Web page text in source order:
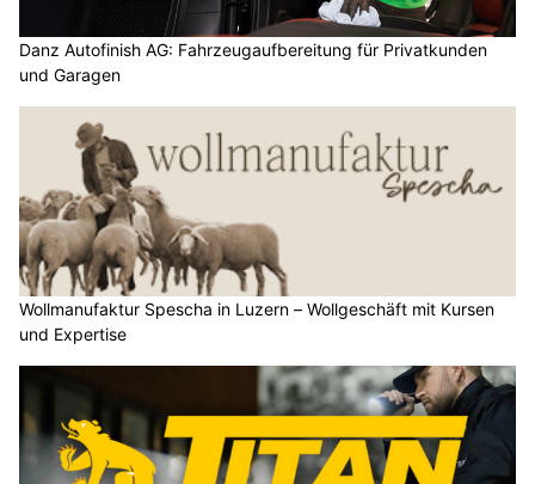
Danz Autofinish AG: Fahrzeugaufbereitung für Privatkunden
und Garagen
Wollmanufaktur Spescha in Luzern – Wollgeschäft mit Kursen
und Expertise